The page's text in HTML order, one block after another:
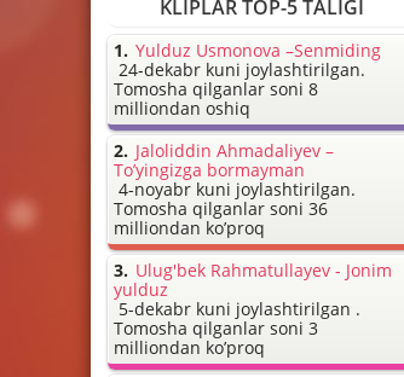
KLIPLAR TOP-5 TALIGI
Yulduz Usmonova –Senmiding
24-dekabr kuni joylashtirilgan.
Tomosha qilganlar soni 8
milliondan oshiq
Jaloliddin Ahmadaliyev –
To’yingizga bormayman
4-noyabr kuni joylashtirilgan.
Tomosha qilganlar soni 36
milliondan ko’proq
Ulug'bek Rahmatullayev - Jonim
yulduz
5-dekabr kuni joylashtirilgan .
Tomosha qilganlar soni 3
milliondan ko’proq